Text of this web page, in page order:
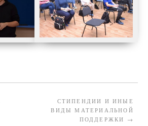
СТИПЕНДИИ И ИНЫЕ
ВИДЫ МАТЕРИАЛЬНОЙ
ПОДДЕРЖКИ →